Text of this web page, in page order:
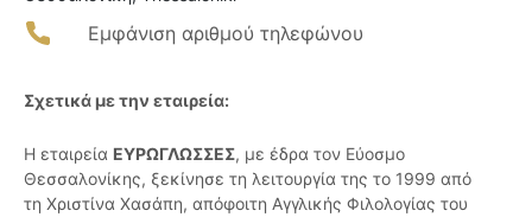
Εμφάνιση αριθμού τηλεφώνου
Σχετικά με την εταιρεία:
Η εταιρεία ΕΥΡΩΓΛΩΣΣΕΣ, με έδρα τον Εύοσμο
Θεσσαλονίκης, ξεκίνησε τη λειτουργία της το 1999 από
τη Χριστίνα Χασάπη, απόφοιτη Αγγλικής Φιλολογίας του